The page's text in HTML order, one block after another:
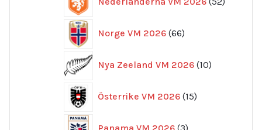
Norge VM 2026 66
produkter
Nya Zeeland VM 2026 10
produkter
Österrike VM 2026 15
produkter